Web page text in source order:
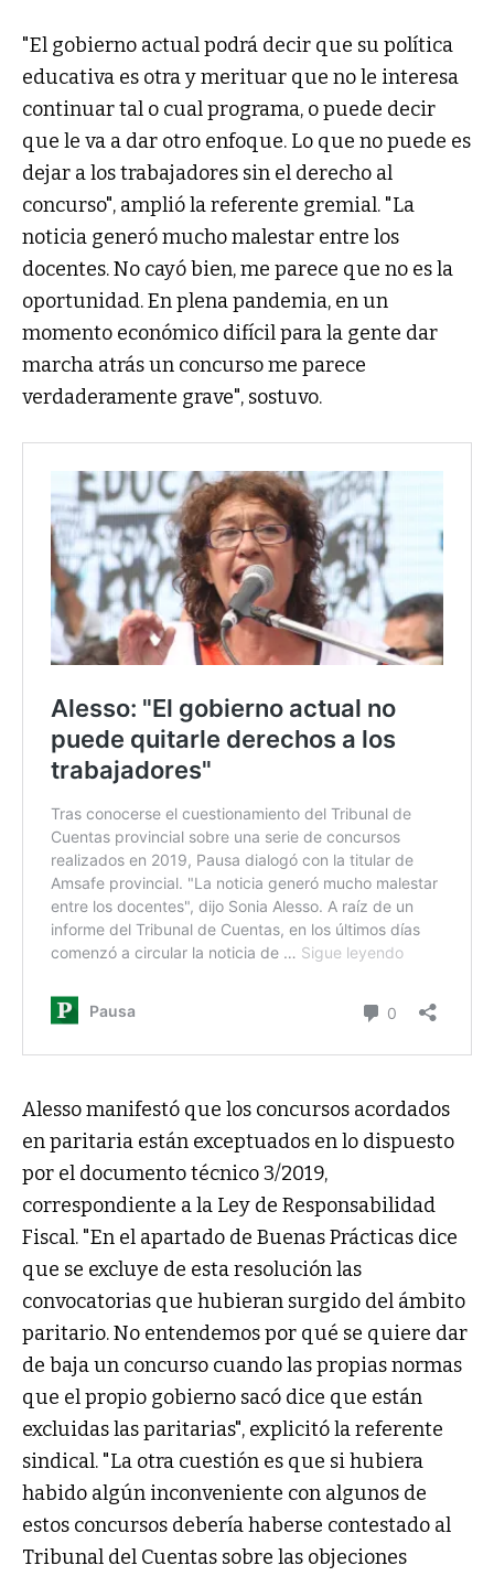
"El gobierno actual podrá decir que su política
educativa es otra y merituar que no le interesa
continuar tal o cual programa, o puede decir
que le va a dar otro enfoque. Lo que no puede es
dejar a los trabajadores sin el derecho al
concurso", amplió la referente gremial. "La
noticia generó mucho malestar entre los
docentes. No cayó bien, me parece que no es la
oportunidad. En plena pandemia, en un
momento económico difícil para la gente dar
marcha atrás un concurso me parece
verdaderamente grave", sostuvo.
Alesso manifestó que los concursos acordados
en paritaria están exceptuados en lo dispuesto
por el documento técnico 3/2019,
correspondiente a la Ley de Responsabilidad
Fiscal. "En el apartado de Buenas Prácticas dice
que se excluye de esta resolución las
convocatorias que hubieran surgido del ámbito
paritario. No entendemos por qué se quiere dar
de baja un concurso cuando las propias normas
que el propio gobierno sacó dice que están
excluidas las paritarias", explicitó la referente
sindical. "La otra cuestión es que si hubiera
habido algún inconveniente con algunos de
estos concursos debería haberse contestado al
Tribunal del Cuentas sobre las objeciones